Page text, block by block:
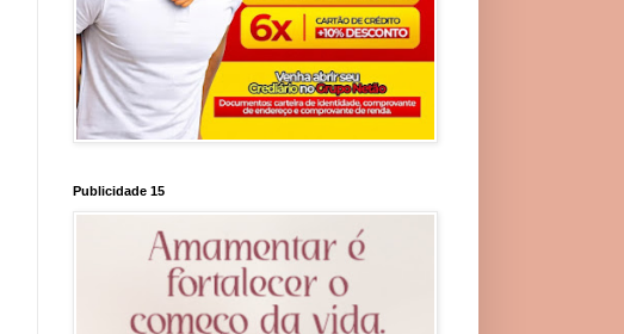
Publicidade 15